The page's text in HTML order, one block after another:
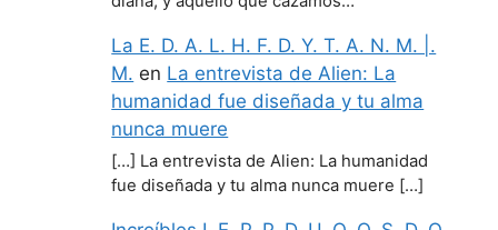
La E. D. A. L. H. F. D. Y. T. A. N. M. |.
M. en La entrevista de Alien: La
humanidad fue diseñada y tu alma
nunca muere
[…] La entrevista de Alien: La humanidad
fue diseñada y tu alma nunca muere […]